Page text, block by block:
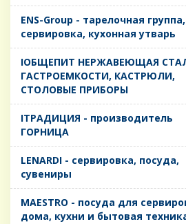
ENS-Group - тарелочная группа,
сервировка, кухонная утварь
IОБЩЕПИТ НЕРЖАВЕЮЩАЯ
ГАСТРОЕМКОСТИ, КАСТРЮЛИ,
СТОЛОВЫЕ ПРИБОРЫ
IТРАДИЦИЯ - производитель
ГОРНИЦА
LENARDI - сервировка, посуда,
сувениры
MAESTRO - посуда для
дома, кухни и бытовая